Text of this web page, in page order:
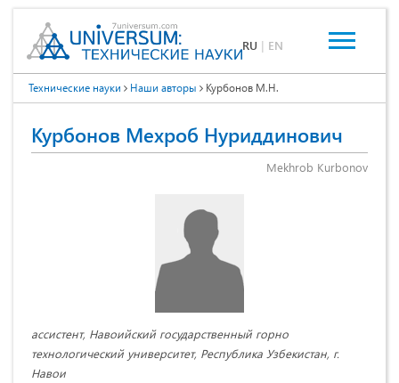
RU | EN
Технические науки Наши авторы Курбонов М.Н.
Курбонов Мехроб Нуриддинович
Mekhrob Kurbonov
ассистент, Навоийский государственный горно
технологический университет, Республика Узбекистан, г.
Навои